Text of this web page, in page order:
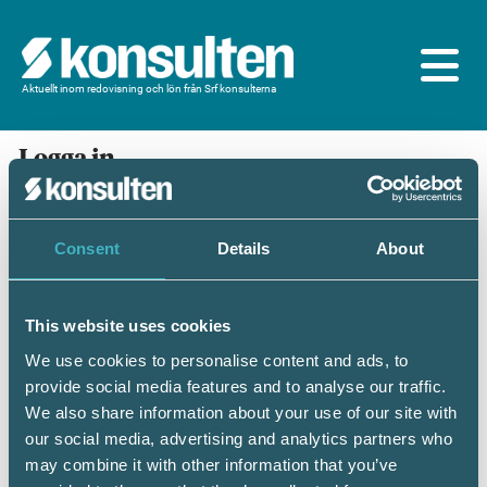
Consent Details About
This website uses cookies
We use cookies to personalise content and ads, to
provide social media features and to analyse our traffic.
We also share information about your use of our site with
our social media, advertising and analytics partners who
may combine it with other information that you’ve
Aktuellt inom redovisning och lön från Srf konsulterna
Logga in
En prenumeration ingår för dig som är
medlem/ansluten till Srf konsulterna. Du loggar in
med BankID eller samma lösenord som du har på
Mobilt BankID
Personnummer(ÅÅÅÅMMDDNNNN)